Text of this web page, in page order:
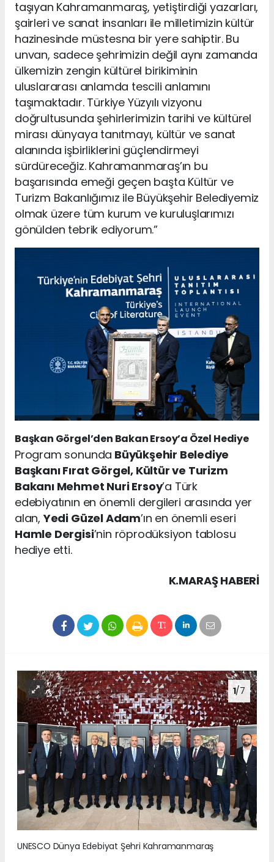
taşıyan Kahramanmaraş, yetiştirdiği yazarları,
şairleri ve sanat insanları ile milletimizin kültür
hazinesinde müstesna bir yere sahiptir. Bu
unvan, sadece şehrimizin değil aynı zamanda
ülkemizin zengin kültürel birikiminin
uluslararası anlamda tescili anlamını
taşımaktadır. Türkiye Yüzyılı vizyonu
doğrultusunda şehirlerimizin tarihi ve kültürel
mirası dünyaya tanıtmayı, kültür ve sanat
alanında işbirliklerini güçlendirmeyi
sürdüreceğiz. Kahramanmaraş’ın bu
başarısında emeği geçen başta Kültür ve
Turizm Bakanlığımız ile Büyükşehir Belediyemiz
olmak üzere tüm kurum ve kuruluşlarımızı
gönülden tebrik ediyorum.”
Başkan Görgel’den Bakan Ersoy’a Özel Hediye
Program sonunda Büyükşehir Belediye
Başkanı Fırat Görgel, Kültür ve Turizm
Bakanı Mehmet Nuri Ersoy’a Türk
edebiyatının en önemli dergileri arasında yer
alan,Yedi Güzel Adam’ın en önemli eseri
Hamle Dergisi’nin röprodüksiyon tablosu
hediye etti.
K.MARAŞ HABERİ
1/7
UNESCO Dünya Edebiyat Şehri Kahramanmaraş